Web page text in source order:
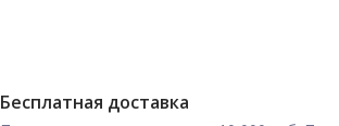
Бесплатная доставка